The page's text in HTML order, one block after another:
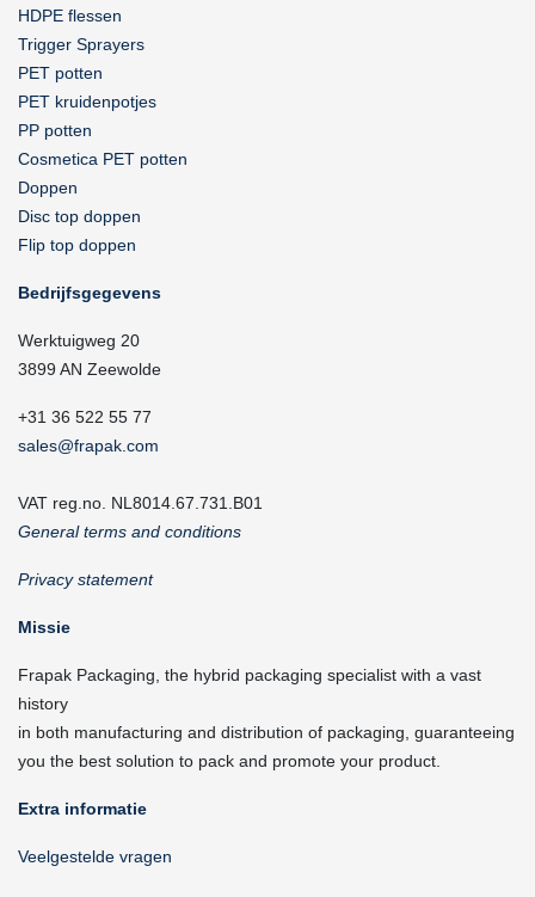
HDPE flessen
Trigger Sprayers
PET potten
PET kruidenpotjes
PP potten
Cosmetica PET potten
Doppen
Disc top doppen
Flip top doppen
Bedrijfsgegevens
Werktuigweg 20
3899 AN Zeewolde
+31 36 522 55 77
sales@frapak.com
VAT reg.no. NL8014.67.731.B01
General terms and conditions
Privacy statement
Missie
Frapak Packaging, the hybrid packaging specialist with a vast
history
in both manufacturing and distribution of packaging, guaranteeing
you the best solution to pack and promote your product.
Extra informatie
Veelgestelde vragen